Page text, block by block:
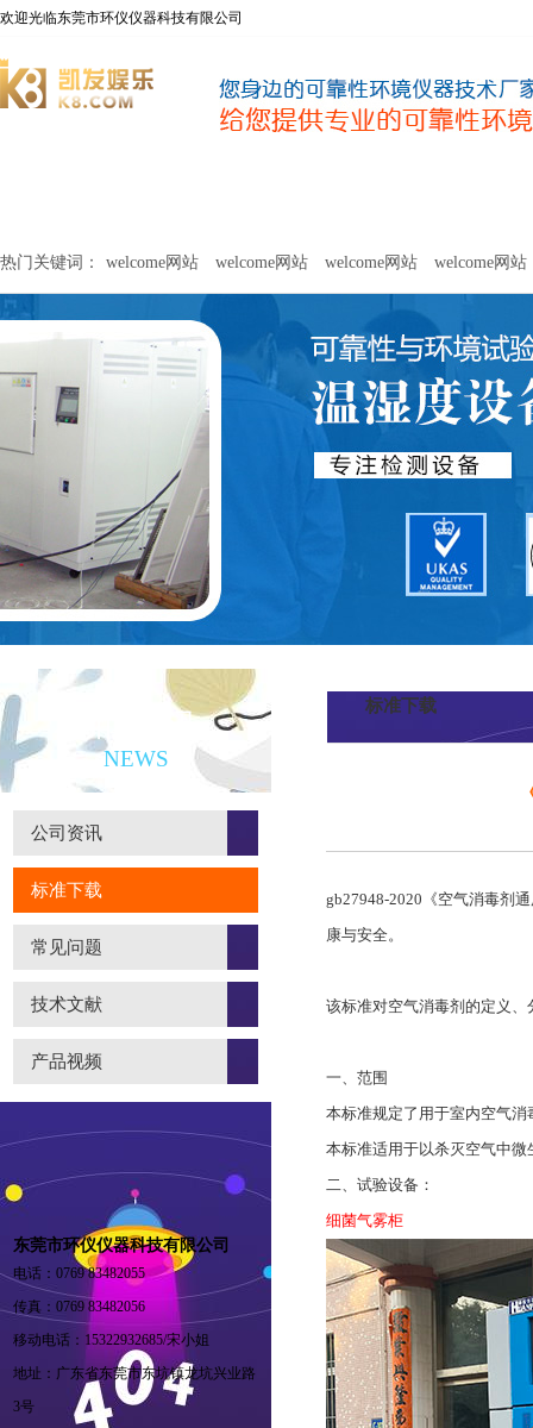
欢迎光临东莞市环仪仪器科技有限公司
关于环仪 联系环仪
热门关键词： welcome网站 welcome网站 welcome网站 welcome网站
网站 welcome网站
新闻资讯
NEWS
公司资讯
标准下载
常见问题
技术文献
产品视频
东莞市环仪仪器科技有限公司
电话：0769 83482055
传真：0769 83482056
移动电话：15322932685/宋小姐
地址：广东省东莞市东坑镇龙坑兴业路
3号
标准下载
gb27948-2020《空气消毒剂
康与安全。
该标准对空气消毒剂的定义
一、范围
本标准规定了用于室内空气
本标准适用于以杀灭空气中
二、试验设备：
细菌气雾柜